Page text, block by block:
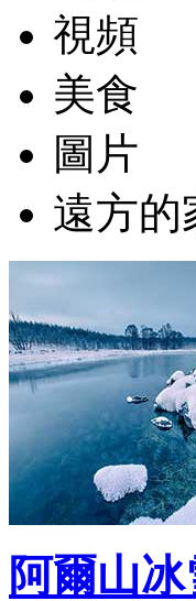
視頻
美食
圖片
遠方的
阿爾山